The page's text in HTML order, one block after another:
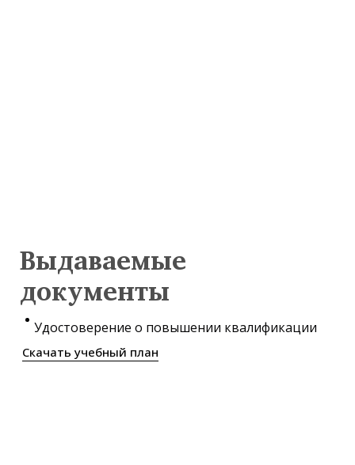
Скачать учебный план
Выдаваемые
документы
Удостоверение о повышении квалификации